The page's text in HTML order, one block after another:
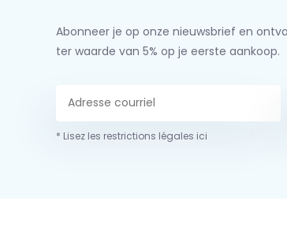
Abonneer je op onze nieuwsbrief en
ter waarde van 5% op je eerste aankoop.
* Lisez les restrictions légales ici